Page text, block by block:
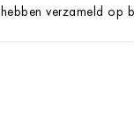
hebben verzameld op